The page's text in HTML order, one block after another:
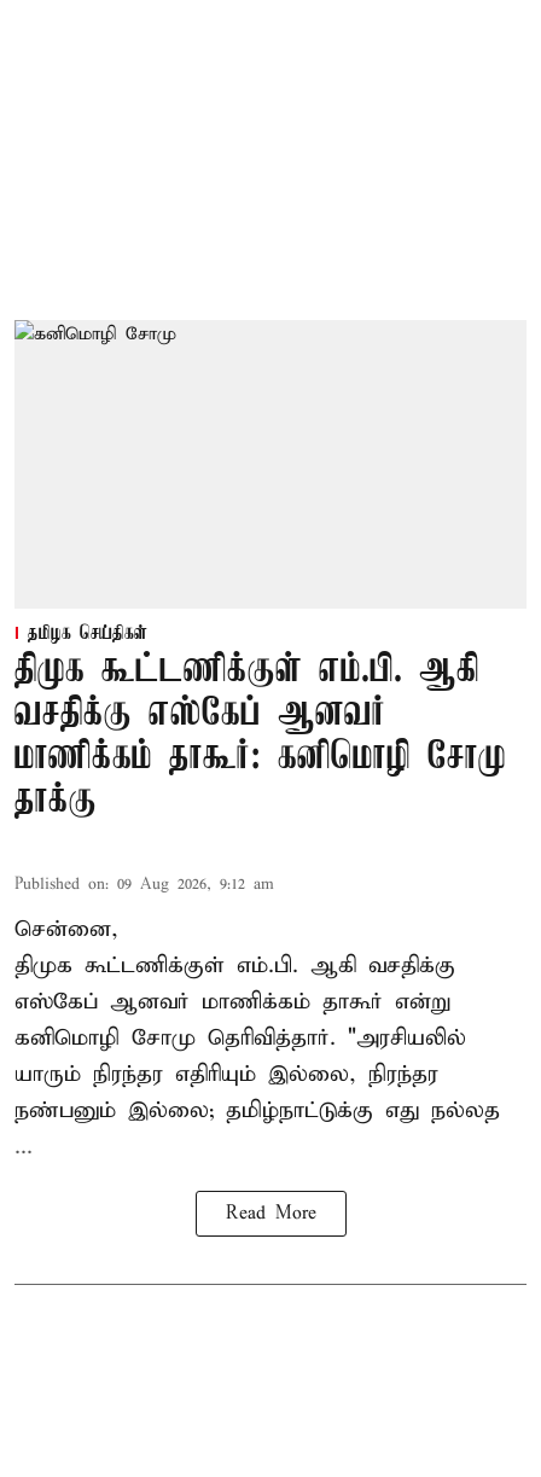
தமிழக செய்திகள்
திமுக கூட்டணிக்குள் எம்.பி. ஆகி
வசதிக்கு எஸ்கேப் ஆனவர்
மாணிக்கம் தாகூர்: கனிமொழி சோமு
தாக்கு
Published on: 09 Aug 2026, 9:12 am
சென்னை,
திமுக கூட்டணிக்குள் எம்.பி. ஆகி வசதிக்கு
எஸ்கேப் ஆனவர் மாணிக்கம் தாகூர் என்று
கனிமொழி சோமு தெரிவித்தார். "அரசியலில்
யாரும் நிரந்தர எதிரியும் இல்லை, நிரந்தர
நண்பனும் இல்லை; தமிழ்நாட்டுக்கு எது நல்லத
...
Read More